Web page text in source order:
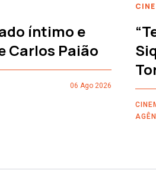
íntimo e
Carlos Paião
06 Ago 2026